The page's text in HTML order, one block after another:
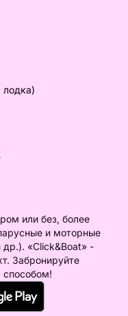
лодка)
или без, более
и моторные
«Click&Boat» -
Забронируйте
способом!